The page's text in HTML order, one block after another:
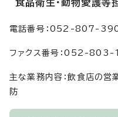
食品衛生・動物愛護等
電話番号：052-807-
ファクス番号：052-803-
主な業務内容：飲食店の営
防